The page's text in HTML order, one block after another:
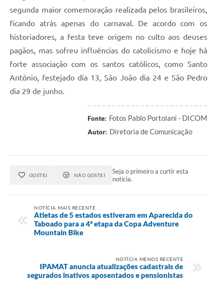
segunda maior comemoração realizada pelos brasileiros,
ficando atrás apenas do carnaval. De acordo com os
historiadores, a festa teve origem no culto aos deuses
pagãos, mas sofreu influências do catolicismo e hoje há
forte associação com os santos católicos, como Santo
Antônio, festejado dia 13, São João dia 24 e São Pedro
dia 29 de junho.
Fonte: Fotos Pablo Portolani - DICOM
Autor: Diretoria de Comunicação
GOSTEI NÃO GOSTEI
Seja o primeiro a curtir esta
notícia.
NOTÍCIA MAIS RECENTE
Atletas de 5 estados estiveram em Aparecida do
Taboado para a 4ª etapa da Copa Adventure
Mountain Bike
NOTÍCIA MENOS RECENTE
IPAMAT anuncia atualizações cadastrais de
segurados inativos aposentados e pensionistas